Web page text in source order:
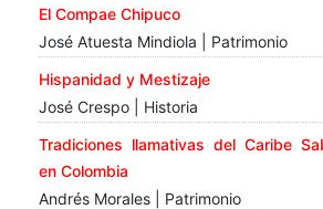
El Compae Chipuco
José Atuesta Mindiola | Patrimonio
Hispanidad y Mestizaje
José Crespo | Historia
Tradiciones llamativas del Caribe
en Colombia
Andrés Morales | Patrimonio